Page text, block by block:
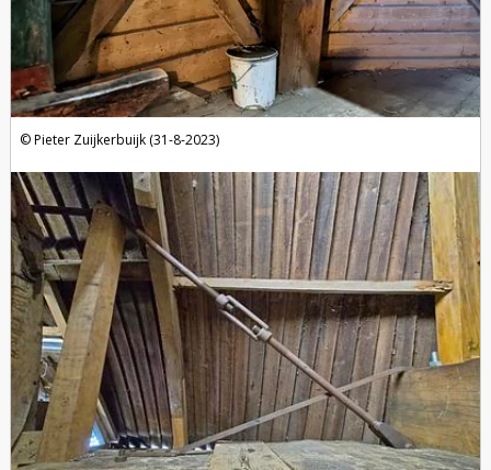
Pieter Zuijkerbuijk (31-8-2023)